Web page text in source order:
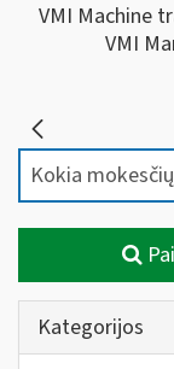
VMI Machine
VMI
Kategorijos